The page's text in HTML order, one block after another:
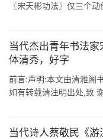
〖宋天彬功法〗仅三个
当代杰出青年书法
体清秀，好字
前言:声明:本文由清雅阁
如有转载请注明出处,致
当代诗人蔡敬民《